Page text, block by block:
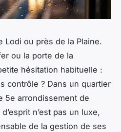
Lodi ou près de la Plaine.
ou la porte de la
hésitation habituelle :
contrôle ? Dans un quartier
5e arrondissement de
n’est pas un luxe,
de la gestion de ses